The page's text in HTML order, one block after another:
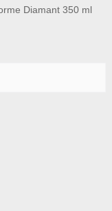
Diamant 350 ml